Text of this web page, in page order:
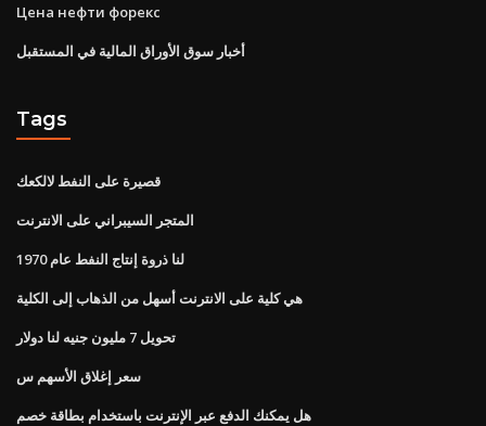
Цена нефти форекс
أخبار سوق الأوراق المالية في المستقبل
Tags
قصيرة على النفط لالكعك
المتجر السيبراني على الانترنت
لنا ذروة إنتاج النفط عام 1970
هي كلية على الانترنت أسهل من الذهاب إلى الكلية
تحويل 7 مليون جنيه لنا دولار
سعر إغلاق الأسهم س
هل يمكنك الدفع عبر الإنترنت باستخدام بطاقة خصم